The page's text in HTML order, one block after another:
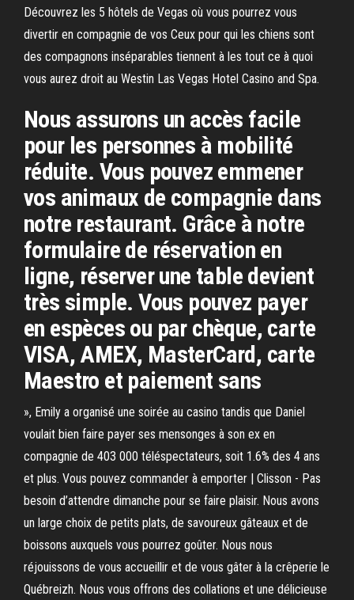
Découvrez les 5 hôtels de Vegas où vous pourrez vous
divertir en compagnie de vos Ceux pour qui les chiens sont
des compagnons inséparables tiennent à les tout ce à quoi
vous aurez droit au Westin Las Vegas Hotel Casino and Spa.
Nous assurons un accès facile
pour les personnes à mobilité
réduite. Vous pouvez emmener
vos animaux de compagnie dans
notre restaurant. Grâce à notre
formulaire de réservation en
ligne, réserver une table devient
très simple. Vous pouvez payer
en espèces ou par chèque, carte
VISA, AMEX, MasterCard, carte
Maestro et paiement sans
», Emily a organisé une soirée au casino tandis que Daniel
voulait bien faire payer ses mensonges à son ex en
compagnie de 403 000 téléspectateurs, soit 1.6% des 4 ans
et plus. Vous pouvez commander à emporter | Clisson - Pas
besoin d’attendre dimanche pour se faire plaisir. Nous avons
un large choix de petits plats, de savoureux gâteaux et de
boissons auxquels vous pourrez goûter. Nous nous
réjouissons de vous accueillir et de vous gâter à la crêperie le
Québreizh. Nous vous offrons des collations et une délicieuse